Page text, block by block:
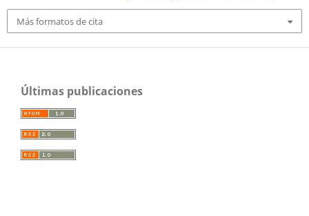
Más formatos de cita
Últimas publicaciones